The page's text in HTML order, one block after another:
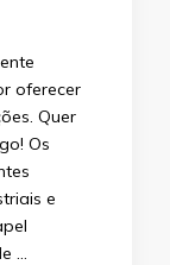
oferecer
Quer
Os
e
…